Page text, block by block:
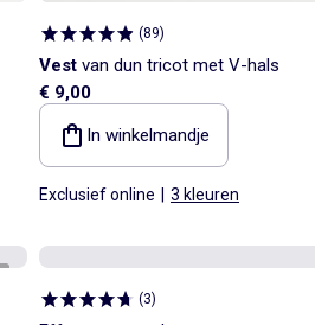
(89)
Vest van dun tricot met V-hals
€ 9,00
In winkelmandje
Exclusief online 3 kleuren
(3)